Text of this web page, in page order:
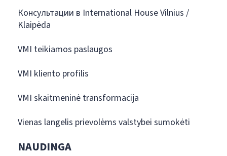
Консультации в International House Vilnius /
Klaipėda
VMI teikiamos paslaugos
VMI kliento profilis
VMI skaitmeninė transformacija
Vienas langelis prievolėms valstybei sumokėti
NAUDINGA